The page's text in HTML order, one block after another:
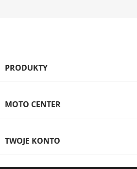
PRODUKTY
MOTO CENTER
TWOJE KONTO